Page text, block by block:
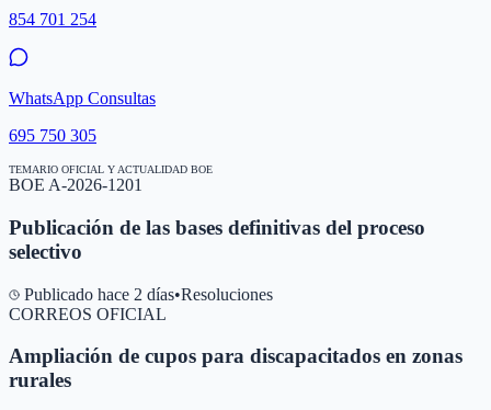
854 701 254
WhatsApp Consultas
695 750 305
TEMARIO OFICIAL Y ACTUALIDAD BOE
BOE A-2026-1201
Publicación de las bases definitivas del proceso
selectivo
Publicado hace 2 días•Resoluciones
CORREOS OFICIAL
Ampliación de cupos para discapacitados en zonas
rurales